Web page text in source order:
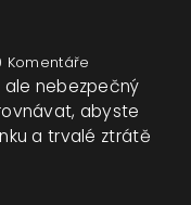
Komentáře
ale nebezpečný
abyste
a trvalé ztrátě